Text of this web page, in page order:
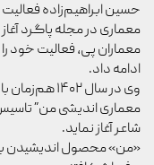
معماران پی، فعالیت خود را
ادامه داد.
وی در سال ۱۴۰۲ هم‌زمان با اتمام فعالیتش در پی،
معماری اندیشیمن”
شاعر آغاز نماید.
«من»محصول اندیشیدن